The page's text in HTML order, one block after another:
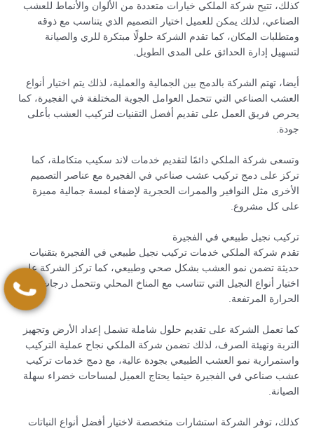
كذلك، تتيح شركة الملكي خيارات متعددة من الألوان والأنماط للعشب
الصناعي، لذلك يمكن للعميل اختيار التصميم الذي يتناسب مع ذوقه
ومتطلبات المكان، كما تقدم الشركة حلولًا مبتكرة للري والصيانة
لتسهيل إدارة الحدائق على المدى الطويل.
أيضا، تهتم الشركة بالدمج بين الجمالية والعملية، لذلك يتم اختيار أنواع
العشب الصناعي التي تتحمل العوامل الجوية المختلفة في الفجيرة، كما
يحرص فريق العمل على تقديم أفضل التقنيات لتركيب العشب بأعلى
جودة.
وتسعى شركة الملكي دائمًا لتقديم خدمات لاند سكيب متكاملة، كما
تركز على دمج تركيب عشب صناعي في الفجيرة مع عناصر التصميم
الأخرى مثل النوافير والممرات الحجرية لإضفاء لمسة جمالية مميزة
على كل مشروع.
تركيب نجيل طبيعي في الفجيرة
تقدم شركة الملكي خدمات تركيب نجيل طبيعي في الفجيرة بتقنيات
حديثة تضمن نمو العشب بشكل صحي وطبيعي، كما تركز الشركة على
اختيار أنواع النجيل التي تتناسب مع المناخ المحلي وتتحمل درجات
الحرارة المرتفعة.
كما تعمل الشركة على تقديم حلول شاملة تشمل إعداد الأرض وتجهيز
التربة وتهيئة الصرف، لذلك تضمن شركة الملكي نجاح عملية التركيب
واستمرارية نمو العشب الطبيعي بجودة عالية، مع دمج خدمات تركيب
عشب صناعي في الفجيرة حيثما يحتاج العميل لمساحات خضراء سهلة
الصيانة.
كذلك، توفر الشركة استشارات متخصصة لاختيار أفضل أنواع النباتات